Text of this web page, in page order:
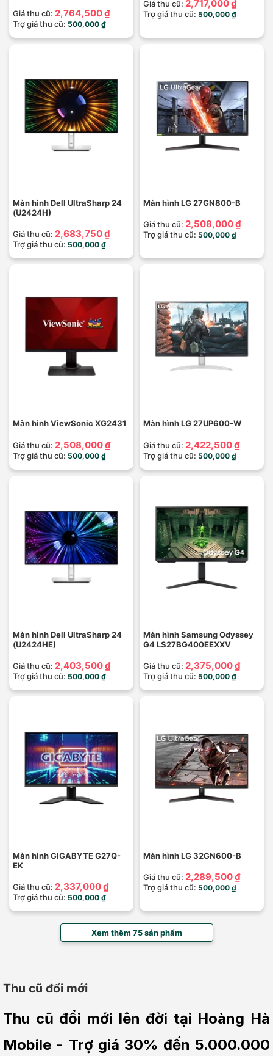
Giá thu cũ: 2,764,500 ₫
Trợ giá thu cũ: 500,000 ₫
Giá thu cũ: 2,717,000 ₫
Trợ giá thu cũ: 500,000 ₫
Màn hình Dell UltraSharp 24
(U2424H)
Giá thu cũ: 2,683,750 ₫
Trợ giá thu cũ: 500,000 ₫
Màn hình LG 27GN800-B
Giá thu cũ: 2,508,000 ₫
Trợ giá thu cũ: 500,000 ₫
Màn hình ViewSonic XG2431
Giá thu cũ: 2,508,000 ₫
Trợ giá thu cũ: 500,000 ₫
Màn hình LG 27UP600-W
Giá thu cũ: 2,422,500 ₫
Trợ giá thu cũ: 500,000 ₫
Màn hình Dell UltraSharp 24
(U2424HE)
Giá thu cũ: 2,403,500 ₫
Trợ giá thu cũ: 500,000 ₫
Màn hình Samsung Odyssey
G4 LS27BG400EEXXV
Giá thu cũ: 2,375,000 ₫
Trợ giá thu cũ: 500,000 ₫
Màn hình GIGABYTE G27Q-
EK
Giá thu cũ: 2,337,000 ₫
Trợ giá thu cũ: 500,000 ₫
Màn hình LG 32GN600-B
Giá thu cũ: 2,289,500 ₫
Trợ giá thu cũ: 500,000 ₫
Xem thêm 75 sản phẩm
Thu cũ đổi mới
Thu cũ đổi mới lên đời tại Hoàng Hà
Mobile - Trợ giá 30% đến 5.000.000